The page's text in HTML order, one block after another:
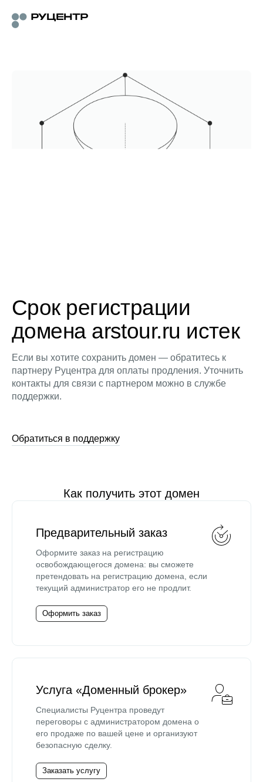
Срок регистрации
домена arstour.ru истек
Если вы хотите сохранить домен — обратитесь к
партнеру Руцентра для оплаты продления. Уточнить
контакты для связи с партнером можно в службе
поддержки.
Обратиться в поддержку
Как получить этот домен
Предварительный заказ
Оформите заказ на регистрацию
освобождающегося домена: вы сможете
претендовать на регистрацию домена, если
текущий администратор его не продлит.
Оформить заказ
Услуга «Доменный брокер»
Специалисты Руцентра проведут
переговоры с администратором домена о
его продаже по вашей цене и организуют
безопасную сделку.
Заказать услугу